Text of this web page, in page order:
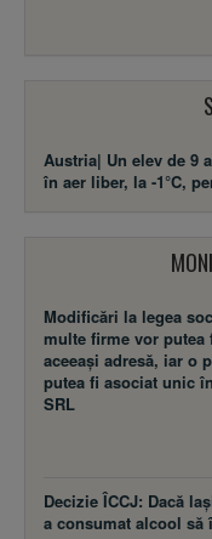
Austria| Un elev de 9
în aer liber, la -1°C,
Modificări la legea
multe firme vor putea
aceeaşi adresă, iar o
putea fi asociat unic
SRL
Decizie ÎCCJ: Dacă
a consumat alcool să